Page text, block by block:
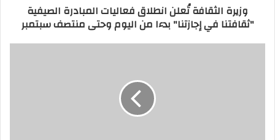
وزيرة الثقافة تُعلن انطلاق فعاليات المبادرة الصيفية
"ثقافتنا في إجازتنا" بدءا من اليوم وحتى منتصف سبتمبر